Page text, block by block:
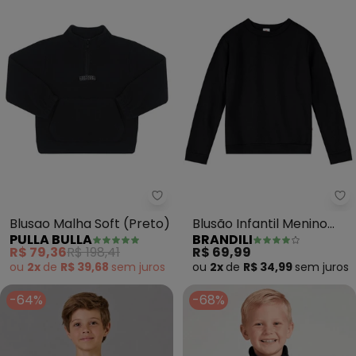
Pulla Bulla - Blusao Malha Soft
Blusao Malha Soft (Preto)
PULLA BULLA
R$ 79,36R$ 198,41
ou 2x de R$ 39,68 sem juros
Blusão Infantil Menino
(Preto)
BRANDILI
R$ 69,99
ou 2x de R$ 34,99 sem juros
-64% -68%